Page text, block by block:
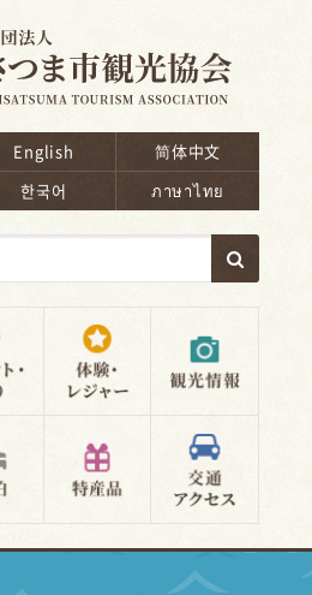
English
简体中文
한국어 ภาษาไทย